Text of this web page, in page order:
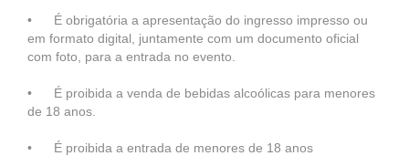
• É obrigatória a apresentação do ingresso impresso ou
em formato digital, juntamente com um documento oficial
com foto, para a entrada no evento.
• É proibida a venda de bebidas alcoólicas para menores
de 18 anos.
• É proibida a entrada de menores de 18 anos